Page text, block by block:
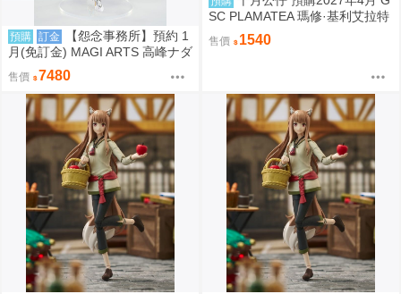
預購 訂金
【怨念事務所】預約 1
月(免訂金) MAGI ARTS 高峰ナダ
レ 兔女郎服裝計畫 索菲亞 機甲
修女 1/6 亮色特別版 1004
售價 7480
SC PLAMATEA 瑪修·基利艾拉特
[奧特瑙斯]組裝模型 0924
售價 1540